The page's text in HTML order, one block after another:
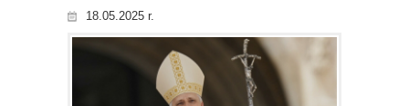
18.05.2025 r.